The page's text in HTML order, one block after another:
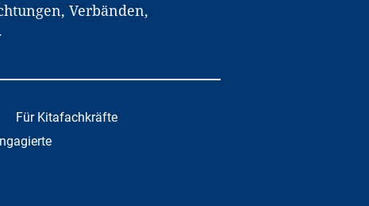
Verbänden,
Für Kitafachkräfte